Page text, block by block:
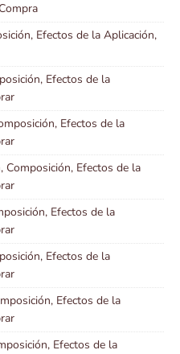
Efectos de la Aplicación,
Efectos de la
Efectos de la
Composición, Efectos de la
Efectos de la
Efectos de la
Efectos de la
Efectos de la